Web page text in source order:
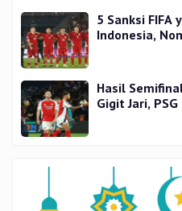
5 Sanksi FIFA
Indonesia,
Hasil
Gigit Jari,